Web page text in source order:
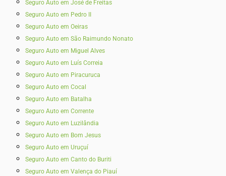
Seguro Auto em José de Freitas
Seguro Auto em Pedro II
Seguro Auto em Oeiras
Seguro Auto em São Raimundo Nonato
Seguro Auto em Miguel Alves
Seguro Auto em Luís Correia
Seguro Auto em Piracuruca
Seguro Auto em Cocal
Seguro Auto em Batalha
Seguro Auto em Corrente
Seguro Auto em Luzilândia
Seguro Auto em Bom Jesus
Seguro Auto em Uruçuí
Seguro Auto em Canto do Buriti
Seguro Auto em Valença do Piauí